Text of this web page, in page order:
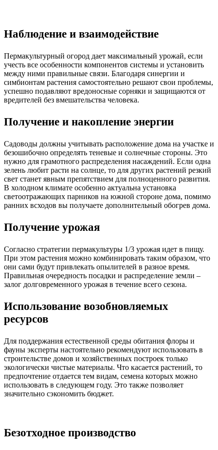
Наблюдение и взаимодействие
Пермакультурный огород дает максимальный урожай, если
учесть все особенности компонентов системы и установить
между ними правильные связи. Благодаря синергии и
симбионтам растения самостоятельно решают свои проблемы,
успешно подавляют вредоносные сорняки и защищаются от
вредителей без вмешательства человека.
Получение и накопление энергии
Садоводы должны учитывать расположение дома на участке и
безошибочно определять теневые и солнечные стороны. Это
нужно для грамотного распределения насаждений. Если одна
зелень любит расти на солнце, то для других растений резкий
свет станет явным препятствием для полноценного развития.
В холодном климате особенно актуальна установка
светоотражающих парников на южной стороне дома, помимо
ранних всходов вы получаете дополнительный обогрев дома.
Получение урожая
Согласно стратегии пермакультуры 1/3 урожая идет в пищу.
При этом растения можно комбинировать таким образом, что
они сами будут привлекать опылителей в разное время.
Правильная очередность посадки и распределение земли –
залог долговременного урожая в течение всего сезона.
Использование возобновляемых
ресурсов
Для поддержания естественной среды обитания флоры и
фауны эксперты настоятельно рекомендуют использовать в
строительстве домов и хозяйственных построек только
экологически чистые материалы. Что касается растений, то
предпочтение отдается тем видам, семена которых можно
использовать в следующем году. Это также позволяет
значительно сэкономить бюджет.
Безотходное производство